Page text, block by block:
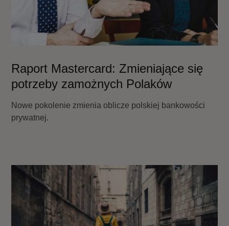
Raport Mastercard: Zmieniające się
potrzeby zamożnych Polaków
Nowe pokolenie zmienia oblicze polskiej bankowości
prywatnej.